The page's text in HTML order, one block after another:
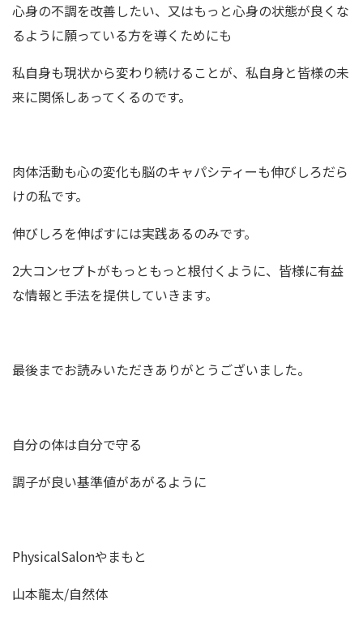
心身の不調を改善したい、又はもっと心身の状態が良くな
るように願っている方を導くためにも
私自身も現状から変わり続けることが、私自身と皆様の未
来に関係しあってくるのです。
肉体活動も心の変化も脳のキャパシティーも伸びしろだら
けの私です。
伸びしろを伸ばすには実践あるのみです。
2大コンセプトがもっともっと根付くように、皆様に有益
な情報と手法を提供していきます。
最後までお読みいただきありがとうございました。
自分の体は自分で守る
調子が良い基準値があがるように
PhysicalSalonやまもと
山本龍太/自然体